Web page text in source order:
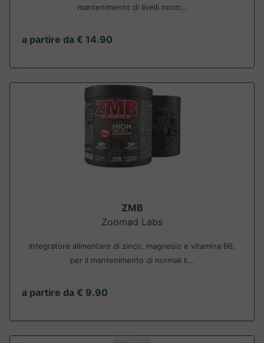
mantenimento di livelli norm...
a partire da € 14.90
ZMB
Zoomad Labs
Integratore alimentare di zinco, magnesio e vitamina B6,
per il mantenimento di normali li...
a partire da € 9.90